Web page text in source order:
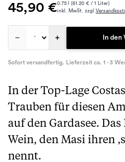
45,90 €0.75 l (61.20 € / 1 Liter)
inkl. MwSt. zzgl.
– + In
Sofort versandfertig. Lieferzeit ca. 1 - 3
In der Top-Lage
Trauben für diesen
auf den Gardasee.
Wein, den Masi ihren
nennt.